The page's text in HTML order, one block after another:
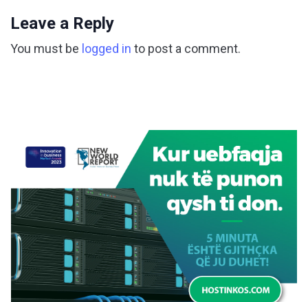
Leave a Reply
You must be logged in to post a comment.